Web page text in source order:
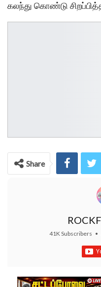
கலந்து கொண்டு
Share
41K Subscribers •